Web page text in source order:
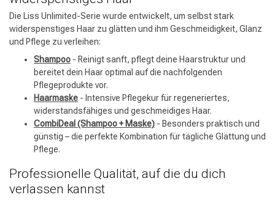
Die Liss Unlimited-Serie wurde entwickelt, um selbst stark
widerspenstiges Haar zu glätten und ihm Geschmeidigkeit, Glanz
und Pflege zu verleihen:
Shampoo - Reinigt sanft, pflegt deine Haarstruktur und
bereitet dein Haar optimal auf die nachfolgenden
Pflegeprodukte vor.
Haarmaske - Intensive Pflegekur für regeneriertes,
widerstandsfähiges und geschmeidiges Haar.
CombiDeal (Shampoo + Maske) - Besonders praktisch und
günstig – die perfekte Kombination für tägliche Glättung und
Pflege.
Professionelle Qualität, auf die du dich
verlassen kannst